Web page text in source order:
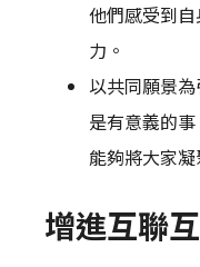
他們感受到
力。
以共同願景
是有意義的
能夠將大家凝
增進互聯